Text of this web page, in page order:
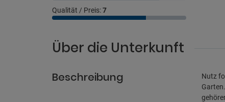
Qualität / Preis:7
Über die Unterkunft
Beschreibung
Nutz